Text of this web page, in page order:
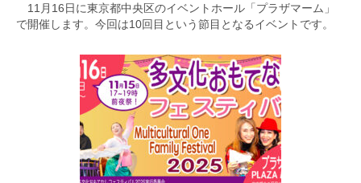
11月16日に東京都中央区のイベントホール「プラザマーム」
で開催します。今回は10回目という節目となるイベントです。